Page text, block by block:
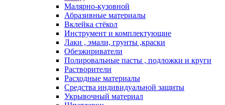
Малярно-кузовной
Абразивные материалы
Вклейка стёкол
Инструмент и комплектующие
Лаки , эмали, грунты ,краски
Обезжириватели
Полировальные пасты , подложки и круги
Растворители
Расходные материалы
Средства индивидуальной защиты
Укрывочный материал